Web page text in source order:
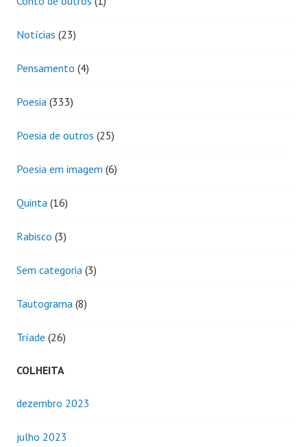
Notícias (23)
Pensamento (4)
Poesia (333)
Poesia de outros (25)
Poesia em imagem (6)
Quinta (16)
Rabisco (3)
Sem categoria (3)
Tautograma (8)
Tríade (26)
COLHEITA
dezembro 2023
julho 2023